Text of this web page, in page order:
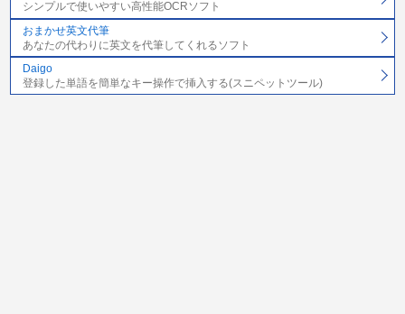
シンプルで使いやすい高性能OCRソフト
おまかせ英文代筆
あなたの代わりに英文を代筆してくれるソフト
Daigo
登録した単語を簡単なキー操作で挿入する(スニペットツール)